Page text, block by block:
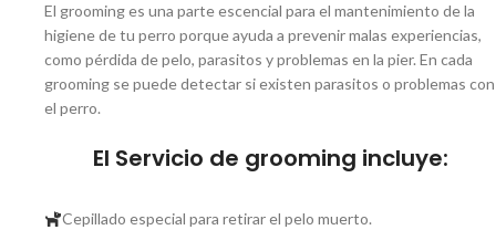
El grooming es una parte escencial para el mantenimiento de la
higiene de tu perro porque ayuda a prevenir malas experiencias,
como pérdida de pelo, parasitos y problemas en la pier. En cada
grooming se puede detectar si existen parasitos o problemas con
el perro.
El Servicio de grooming incluye:
Cepillado especial para retirar el pelo muerto.